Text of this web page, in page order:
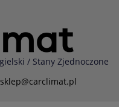
sklep@carclimat.pl